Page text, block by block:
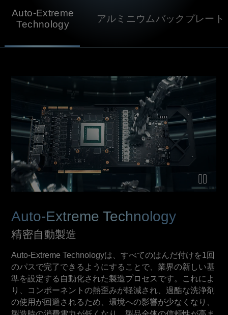
Auto-Extreme
Technology
アルミニウムバックプレート
Auto-Extreme Technology
精密自動製造
Auto-Extreme Technologyは、すべてのはんだ付けを1回
のパスで完了できるようにすることで、業界の新しい基
準を設定する自動化された製造プロセスです。これによ
り、コンポーネントの熱歪みが軽減され、過酷な洗浄剤
の使用が回避されるため、環境への影響が少なくなり、